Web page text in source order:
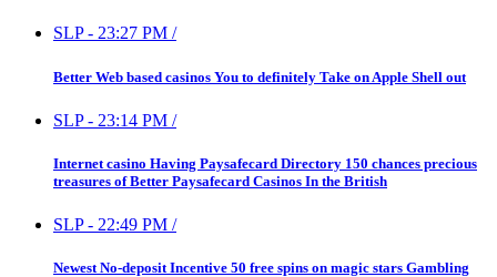
SLP- 23:27 PM /
Better Web based casinos You to definitely Take on Apple Shell out
SLP- 23:14 PM /
Internet casino Having Paysafecard Directory 150 chances precious
treasures of Better Paysafecard Casinos In the British
SLP- 22:49 PM /
Newest No-deposit Incentive 50 free spins on magic stars Gambling